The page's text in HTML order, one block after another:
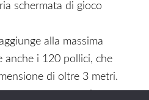
schermata di gioco
alla massima
anche i 120 pollici, che
di oltre 3 metri.